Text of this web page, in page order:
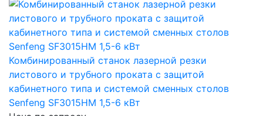
Комбинированный станок лазерной резки
листового и трубного проката с защитой
кабинетного типа и системой сменных столов
Senfeng SF3015HM 1,5-6 кВт